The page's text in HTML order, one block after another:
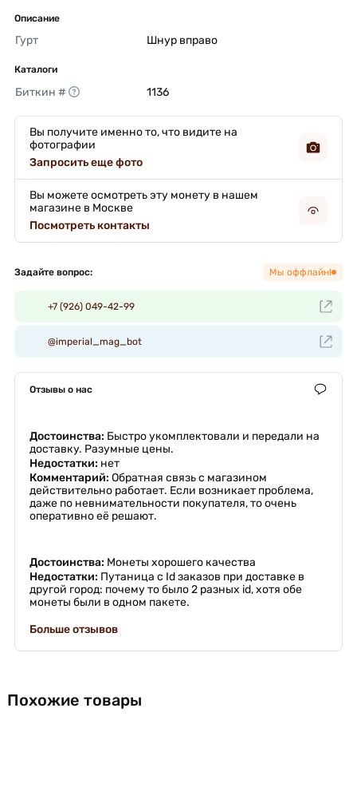
Описание
Гурт Шнур вправо
Каталоги
Биткин # 1136
Вы получите именно то, что видите на
фотографии
Запросить еще фото
Вы можете осмотреть эту монету в нашем
магазине в Москве
Посмотреть контакты
Задайте вопрос: Мы оффлайн!
+7 (926) 049-42-99
@imperial_mag_bot
Отзывы о нас
Достоинства: Быстро укомплектовали и передали на
доставку. Разумные цены.
Недостатки: нет
Комментарий: Обратная связь с магазином
действительно работает. Если возникает проблема,
даже по невнимательности покупателя, то очень
оперативно её решают.
Достоинства: Монеты хорошего качества
Недостатки: Путаница с Id заказов при доставке в
другой город: почему то было 2 разных id, хотя обе
монеты были в одном пакете.
Больше отзывов
Похожие товары